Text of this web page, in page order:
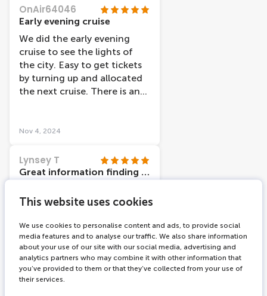
This website uses cookies
We use cookies to personalise content and ads, to provide social
media features and to analyse our traffic. We also share information
about your use of our site with our social media, advertising and
analytics partners who may combine it with other information that
you’ve provided to them or that they’ve collected from your use of
their services.
tourist holiday!!
OnAir64046
Early evening cruise
We did the early evening
cruise to see the lights of
the city. Easy to get tickets
by turning up and allocated
the next cruise. There is an
outside and watch the views.
interesting and pretty.
Nov 4, 2024
Lynsey T
Great information finding cruise
around the canals in
whilst doing it. We really
enjoyed every second. My
five year old didn’t want to
get off. The captain was also
very knowledgeable.
Oct 31, 2024